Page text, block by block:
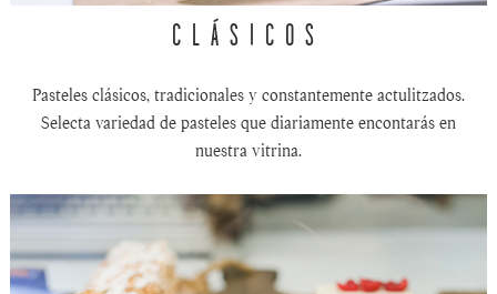
CLÁSICOS
Pasteles clásicos, tradicionales y constantemente actulitzados.
Selecta variedad de pasteles que diariamente encontarás en
nuestra vitrina.